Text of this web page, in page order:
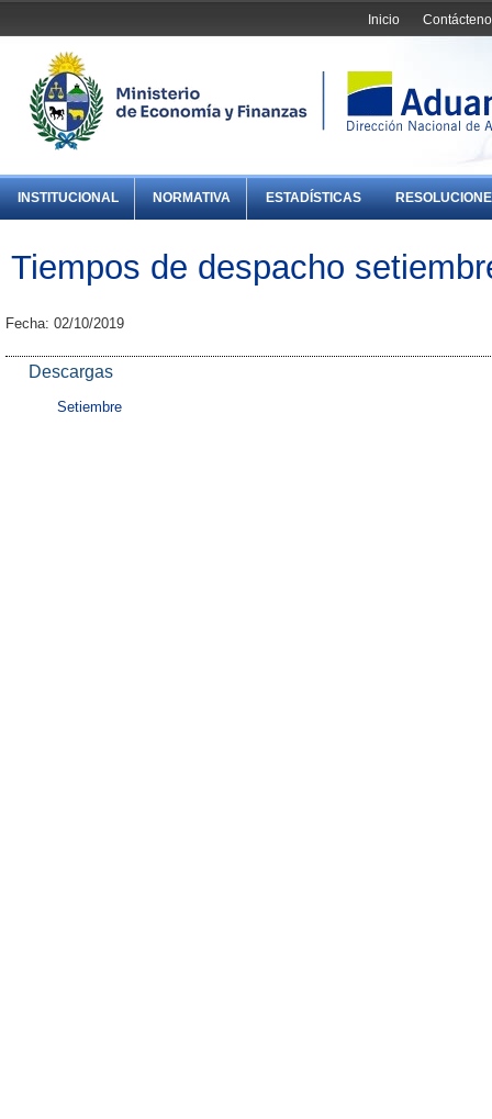
Inicio
INSTITUCIONAL NORMATIVA ESTADÍSTICAS
Tiempos de despacho
Fecha: 02/10/2019
Descargas
Setiembre